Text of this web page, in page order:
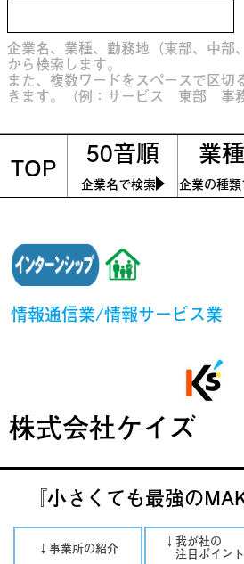
企業名、業種、勤務地（東部、中部
から検索します。
また、複数ワードをスペースで区切
きます。（例：サービス 東部 事務
TOP 50音順
企業名で検索
業
企業の種
情報通信業/情報サービス業
株式会社ケイズ
『小さくても最強の
↓事業所の紹介 ↓我が社の
注目ポイント